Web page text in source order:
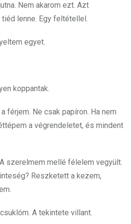
Nem akarom ezt. Azt
lenne. Egy feltétellel.
egyet.
koppantak.
férjem. Ne csak papíron. Ha nem
a végrendeletet, és mindent
szerelmem mellé félelem vegyült.
Reszketett a kezem,
A tekintete villant.